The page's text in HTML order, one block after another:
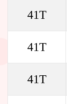
41T
41T
41T